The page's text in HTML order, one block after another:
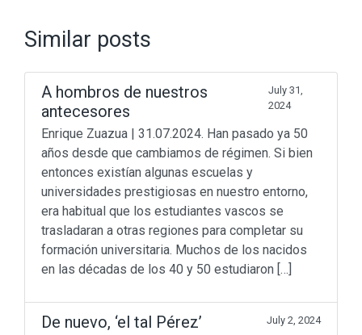
Similar posts
A hombros de nuestros
antecesores
July 31,
2024
Enrique Zuazua | 31.07.2024. Han pasado ya 50
años desde que cambiamos de régimen. Si bien
entonces existían algunas escuelas y
universidades prestigiosas en nuestro entorno,
era habitual que los estudiantes vascos se
trasladaran a otras regiones para completar su
formación universitaria. Muchos de los nacidos
en las décadas de los 40 y 50 estudiaron […]
De nuevo, ‘el tal Pérez’ July 2, 2024